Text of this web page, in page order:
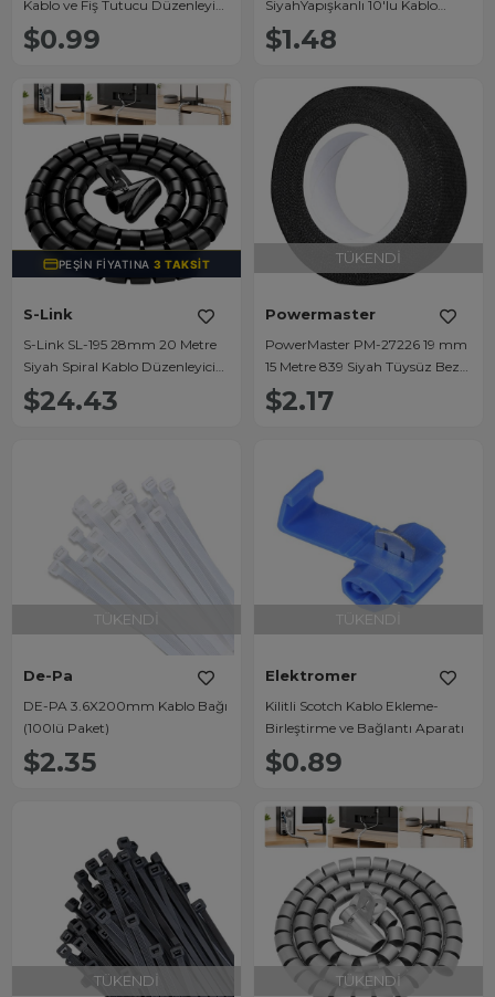
Kablo ve Fiş Tutucu Düzenleyici
(4'lü Paket)
$0.99
SiyahYapışkanlı 10'lu Kablo
Düzenleyici
$1.48
PEŞIN FIYATINA3 TAKSIT
S-Link
S-Link SL-195 28mm 20 Metre
Siyah Spiral Kablo Düzenleyici
Toplayıcı Pratik Uygulama
Aparatlı
$24.43
TÜKENDI
Powermaster
PowerMaster PM-27226 19 mm
15 Metre 839 Siyah Tüysüz Bez
Bant
$2.17
TÜKENDI
De-Pa
DE-PA 3.6X200mm Kablo Bağı
(100lü Paket)
$2.35
TÜKENDI
Elektromer
Kilitli Scotch Kablo Ekleme-
Birleştirme ve Bağlantı Aparatı
$0.89
TÜKENDI TÜKENDI